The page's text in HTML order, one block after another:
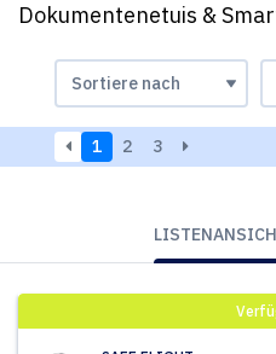
Dokumentenetuis &
1 2 3